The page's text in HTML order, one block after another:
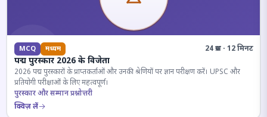
MCQ मध्यम 24 प्रश्न · 12 मिनट
पद्म पुरस्कार 2026 के विजेता
2026 पद्म पुरस्कारों के प्राप्तकर्ताओं और उनकी श्रेणियों पर ज्ञान परीक्षण करें। UPSC और
प्रतियोगी परीक्षाओं के लिए महत्वपूर्ण।
पुरस्कार और सम्मान प्रश्नोत्तरी
क्विज़ लें